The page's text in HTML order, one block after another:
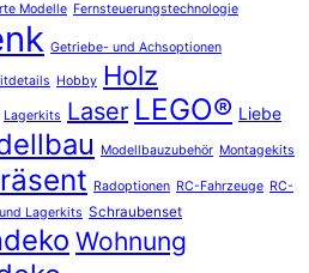
Modelle Fernsteuerungstechnologie
Getriebe- und Achsoptionen
Hobby Holz
Lagerkits Laser LEGO® Liebe
Modellbauzubehör Montagekits
Radoptionen RC-Fahrzeuge RC-
Lagerkits Schraubenset
Wohnung